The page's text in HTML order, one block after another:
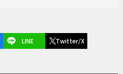
LINE Twitter/X